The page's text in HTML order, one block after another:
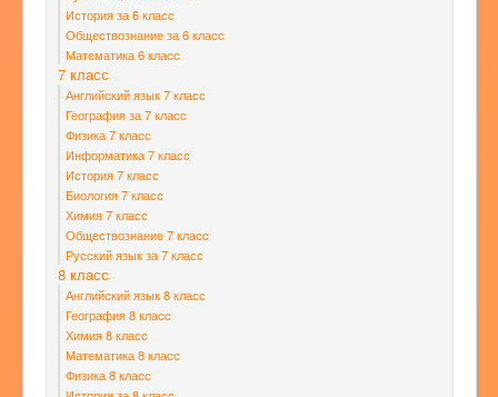
История за 6 класс
Обществознание за 6 класс
Математика 6 класс
7 класс
Английский язык 7 класс
География за 7 класс
Физика 7 класс
Информатика 7 класс
История 7 класс
Биология 7 класс
Химия 7 класс
Обществознание 7 класс
Русский язык за 7 класс
8 класс
Английский язык 8 класс
География 8 класс
Химия 8 класс
Математика 8 класс
Физика 8 класс